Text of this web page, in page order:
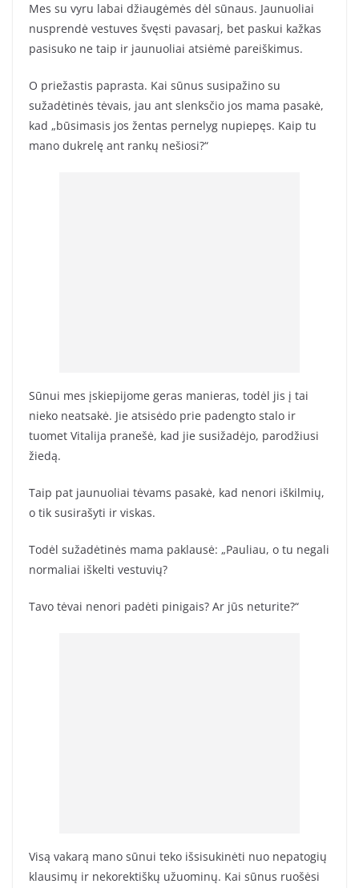
Mes su vyru labai džiaugėmės dėl sūnaus. Jaunuoliai
nusprendė vestuves švęsti pavasarį, bet paskui kažkas
pasisuko ne taip ir jaunuoliai atsiėmė pareiškimus.
O priežastis paprasta. Kai sūnus susipažino su
sužadėtinės tėvais, jau ant slenksčio jos mama pasakė,
kad „būsimasis jos žentas pernelyg nupiepęs. Kaip tu
mano dukrelę ant rankų nešiosi?“
Sūnui mes įskiepijome geras manieras, todėl jis į tai
nieko neatsakė. Jie atsisėdo prie padengto stalo ir
tuomet Vitalija pranešė, kad jie susižadėjo, parodžiusi
žiedą.
Taip pat jaunuoliai tėvams pasakė, kad nenori iškilmių,
o tik susirašyti ir viskas.
Todėl sužadėtinės mama paklausė: „Pauliau, o tu negali
normaliai iškelti vestuvių?
Tavo tėvai nenori padėti pinigais? Ar jūs neturite?“
Visą vakarą mano sūnui teko išsisukinėti nuo nepatogių
klausimų ir nekorektiškų užuominų. Kai sūnus ruošėsi